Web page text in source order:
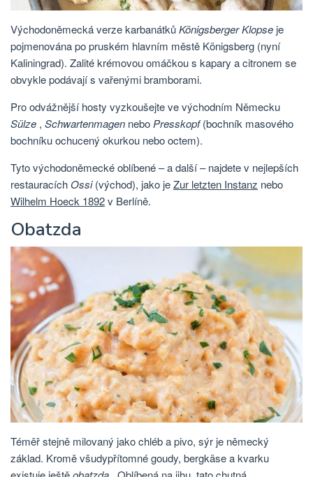
Východoněmecká verze karbanátkůKönigsberger Klopse je
pojmenována po pruském hlavním městě Königsberg (nyní
Kaliningrad). Zalité krémovou omáčkou s kapary a citronem se
obvykle podávají s vařenými bramborami.
Pro odvážnější hosty vyzkoušejte ve východním Německu
Sülze , Schwartenmagen nebo Presskopf(bochník masového
bochníku ochucený okurkou nebo octem).
Tyto východoněmecké oblíbené – a další – najdete v nejlepších
restauracíchOssi(východ), jako jeZur letzten Instanz nebo
Wilhelm Hoeck 1892v Berlíně.
Obatzda
Téměř stejně milovaný jako chléb a pivo, sýr je německý
základ. Kromě všudypřítomné goudy, bergkäse a kvarku